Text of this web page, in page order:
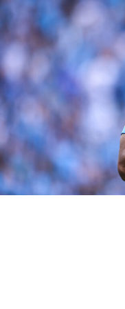
torcida não é das
que ele retorne ao
RELATED TOPICS:
LUCAS BESOZZI
SAÍDA
Pepe é sincero e